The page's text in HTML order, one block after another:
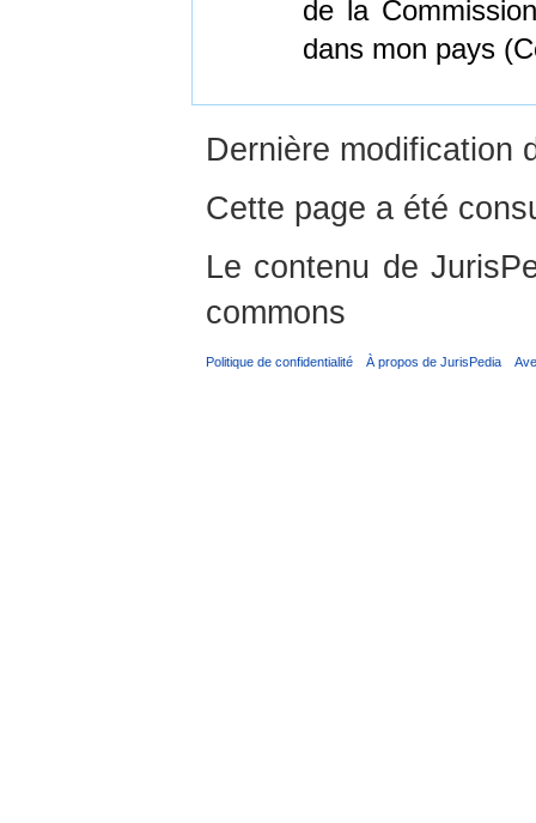
de la
dans mon pays
Dernière modification
Cette page a été
Le contenu de
commons
Politique de confidentialité À propos de JurisPedia